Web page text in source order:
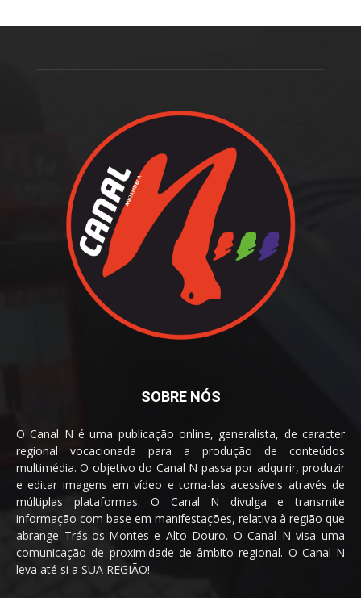
SOBRE NÓS
O Canal N é uma publicação online, generalista, de caracter
regional vocacionada para a produção de conteúdos
multimédia. O objetivo do Canal N passa por adquirir, produzir
e editar imagens em vídeo e torna-las acessíveis através de
múltiplas plataformas. O Canal N divulga e transmite
informação com base em manifestações, relativa à região que
abrange Trás-os-Montes e Alto Douro. O Canal N visa uma
comunicação de proximidade de âmbito regional. O Canal N
leva até si a SUA REGIÃO!